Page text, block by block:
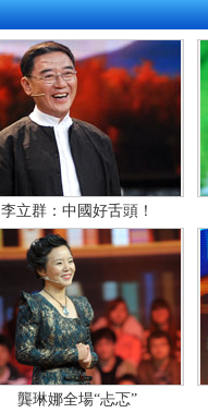
李立群：中國好舌頭！
龔琳娜全場“忐忑”